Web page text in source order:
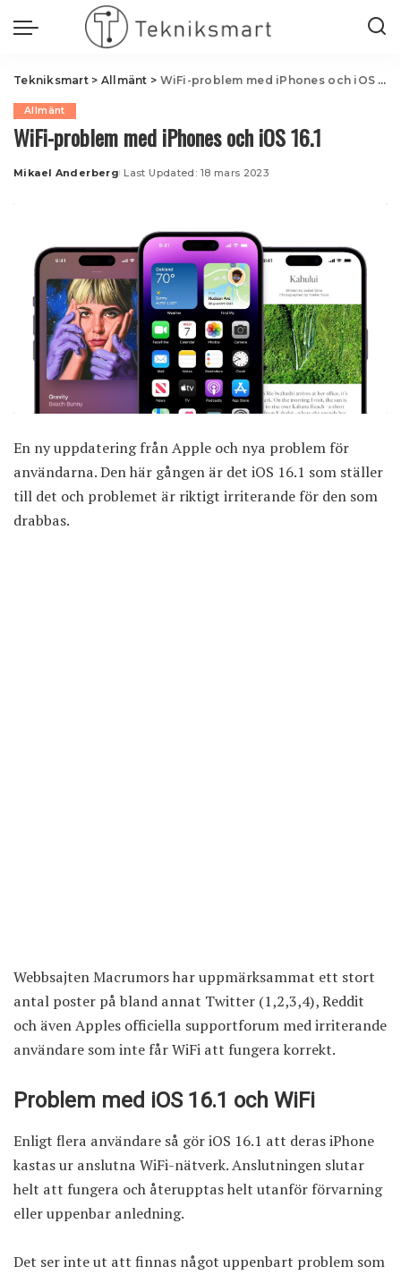
Tekniksmart> Allmänt > WiFi-problem med iPhones och iOS 16.1
Allmänt
WiFi-problem med iPhones och iOS 16.1
Posted
Mikael Anderberg Last Updated: 18 mars 2023
En ny uppdatering från Apple och nya problem för
användarna. Den här gången är det iOS 16.1 som ställer
till det och problemet är riktigt irriterande för den som
drabbas.
Webbsajten Macrumors har uppmärksammat ett stort
antal poster på bland annat Twitter (1,2,3,4), Reddit
och ävenApples officiella supportforum med irriterande
användare som inte får WiFi att fungera korrekt.
Problem med iOS 16.1 och WiFi
Enligt flera användare så gör iOS 16.1 att deras iPhone
kastas ur anslutna WiFi-nätverk. Anslutningen slutar
helt att fungera och återupptas helt utanför förvarning
eller uppenbar anledning.
Det ser inte ut att finnas något uppenbart problem som